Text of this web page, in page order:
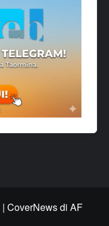
| CoverNewsdi AF